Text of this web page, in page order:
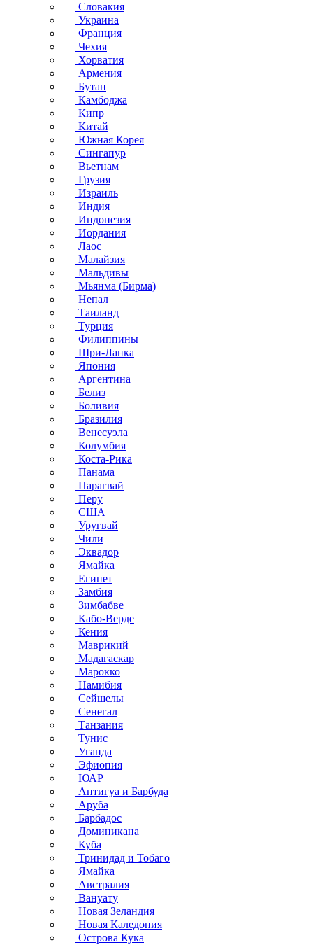
Словакия
Украина
Франция
Чехия
Хорватия
Армения
Бутан
Камбоджа
Кипр
Китай
Южная Корея
Сингапур
Вьетнам
Грузия
Израиль
Индия
Индонезия
Иордания
Лаос
Малайзия
Мальдивы
Мьянма (Бирма)
Непал
Таиланд
Турция
Филиппины
Шри-Ланка
Япония
Аргентина
Белиз
Боливия
Бразилия
Венесуэла
Колумбия
Коста-Рика
Панама
Парагвай
Перу
США
Уругвай
Чили
Эквадор
Ямайка
Египет
Замбия
Зимбабве
Кабо-Верде
Кения
Маврикий
Мадагаскар
Марокко
Намибия
Сейшелы
Сенегал
Танзания
Тунис
Уганда
Эфиопия
ЮАР
Антигуа и Барбуда
Аруба
Барбадос
Доминикана
Куба
Тринидад и Тобаго
Ямайка
Австралия
Вануату
Новая Зеландия
Новая Каледония
Острова Кука